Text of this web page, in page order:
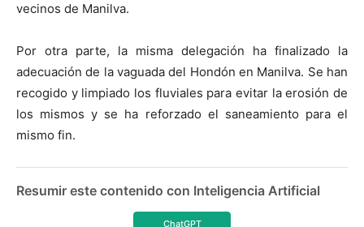
vecinos de Manilva.
Por otra parte, la misma delegación ha finalizado la
adecuación de la vaguada del Hondón en Manilva. Se han
recogido y limpiado los fluviales para evitar la erosión de
los mismos y se ha reforzado el saneamiento para el
mismo fin.
Resumir este contenido con Inteligencia Artificial
ChatGPT